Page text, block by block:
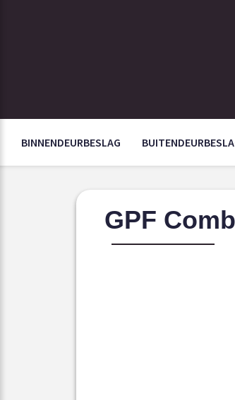
BINNENDEURBESLAG
GPF